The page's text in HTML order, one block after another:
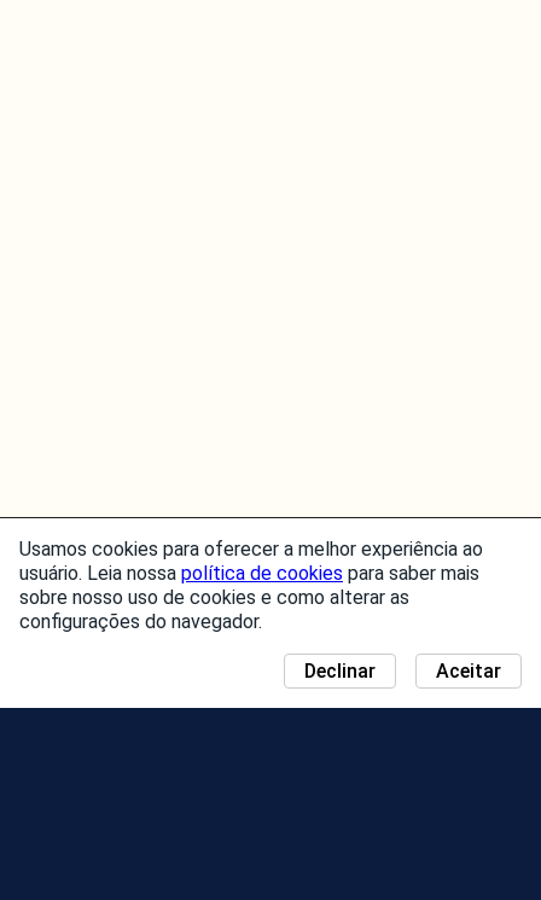
Usamos cookies para oferecer a melhor experiência ao
usuário. Leia nossa política de cookies para saber mais
sobre nosso uso de cookies e como alterar as
configurações do navegador.
Aceitar
Declinar